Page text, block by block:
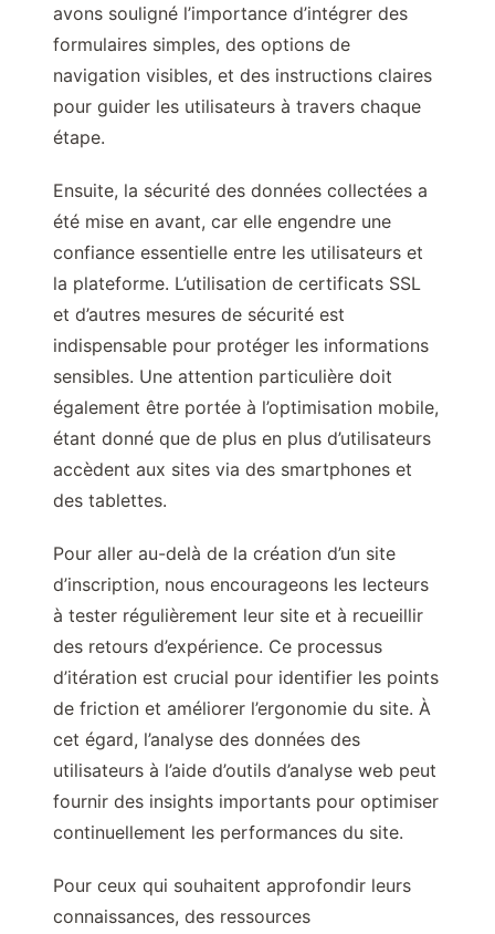
avons souligné l’importance d’intégrer des
formulaires simples, des options de
navigation visibles, et des instructions claires
pour guider les utilisateurs à travers chaque
étape.
Ensuite, la sécurité des données collectées a
été mise en avant, car elle engendre une
confiance essentielle entre les utilisateurs et
la plateforme. L’utilisation de certificats SSL
et d’autres mesures de sécurité est
indispensable pour protéger les informations
sensibles. Une attention particulière doit
également être portée à l’optimisation mobile,
étant donné que de plus en plus d’utilisateurs
accèdent aux sites via des smartphones et
des tablettes.
Pour aller au-delà de la création d’un site
d’inscription, nous encourageons les lecteurs
à tester régulièrement leur site et à recueillir
des retours d’expérience. Ce processus
d’itération est crucial pour identifier les points
de friction et améliorer l’ergonomie du site. À
cet égard, l’analyse des données des
utilisateurs à l’aide d’outils d’analyse web peut
fournir des insights importants pour optimiser
continuellement les performances du site.
Pour ceux qui souhaitent approfondir leurs
connaissances, des ressources